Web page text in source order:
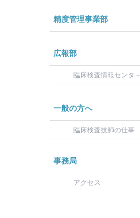
精度管理事業部
広報部
臨床検査情報センタ－
一般の方へ
臨床検査技師の仕事
事務局
アクセス